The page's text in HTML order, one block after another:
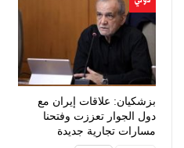
بزشكيان: علاقات إيران مع
دول الجوار تعززت وفتحنا
مسارات تجارية جديدة